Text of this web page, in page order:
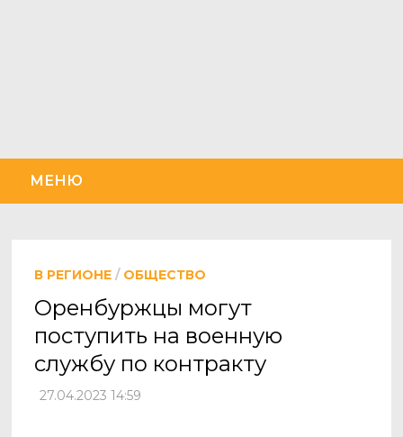
МЕНЮ
В РЕГИОНЕ / ОБЩЕСТВО
Оренбуржцы могут
поступить на военную
службу по контракту
27.04.2023 14:59